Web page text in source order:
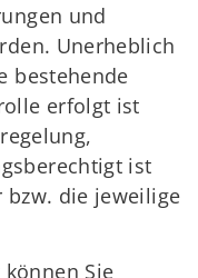
und
Unerheblich
bestehende
erfolgt ist
ist
die jeweilige
Sie